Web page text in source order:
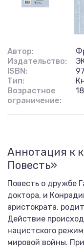
Автор:
Издательство:
ISBN:
Тип:
Возрастное
ограничение:
Аннотация к
Повесть»
Повесть о дружбе
доктора, и
аристократа,
Действие
нацистского
мировой войны.